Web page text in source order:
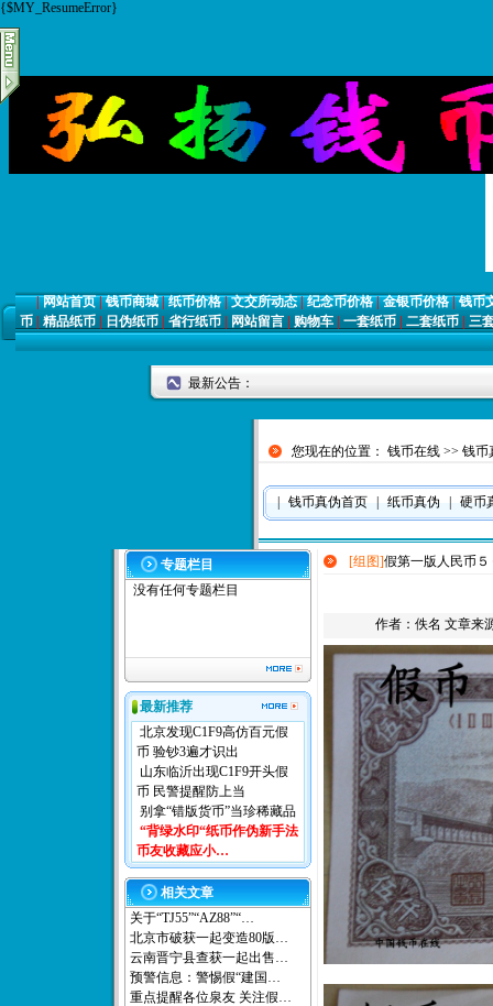
{$MY_ResumeError}
|网站首页|钱币商城|纸币价格|文交所动态|纪念币价格|金银币价格|钱币
币 | 精品纸币 | 日伪纸币 | 省行纸币 | 网站留言 | 购物车 | 一套纸币 | 二套纸币 | 三
最新公告：
您现在的位置： 钱币在线>> 钱币
| 钱币真伪首页 | 纸币真伪 | 硬币
专题栏目
没有任何专题栏目
最新推荐
北京发现C1F9高仿百元假
币 验钞3遍才识出
山东临沂出现C1F9开头假
币 民警提醒防上当
别拿“错版货币”当珍稀藏品
“背绿水印“纸币作伪新手法
币友收藏应小…
相关文章
关于“TJ55”“AZ88”“…
北京市破获一起变造80版…
云南晋宁县查获一起出售…
预警信息：警惕假“建国…
重点提醒各位泉友 关注假…
[组图]假第一版人民币
作者：佚名 文章来